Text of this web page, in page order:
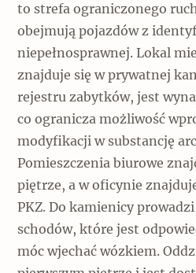
to strefa ograniczonego
obejmują pojazdów z
niepełnosprawnej. Lokal
znajduje się w prywatnej
rejestru zabytków, jest
co ogranicza możliwość
modyfikacji w substancję
Pomieszczenia biurowe
piętrze, a w oficynie
PKZ. Do kamienicy
schodów, które jest
móc wjechać wózkiem.